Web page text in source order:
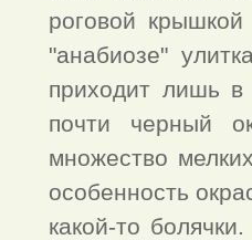
роговой
"анабиозе"
приходит лишь в
почти черный
множество
особенность
какой-то